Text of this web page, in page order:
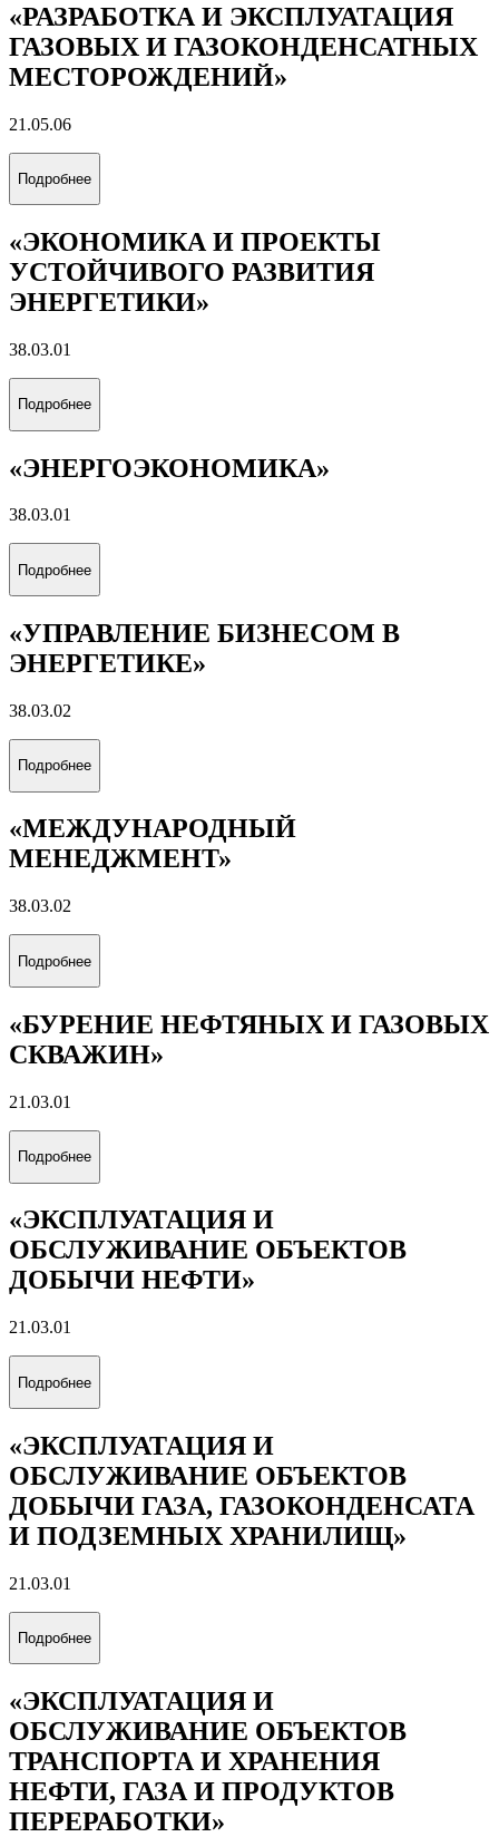
«РАЗРАБОТКА И ЭКСПЛУАТАЦИЯ
ГАЗОВЫХ И ГАЗОКОНДЕНСАТНЫХ
МЕСТОРОЖДЕНИЙ»
21.05.06
Подробнее
«ЭКОНОМИКА И ПРОЕКТЫ
УСТОЙЧИВОГО РАЗВИТИЯ
ЭНЕРГЕТИКИ»
38.03.01
Подробнее
«ЭНЕРГОЭКОНОМИКА»
38.03.01
Подробнее
«УПРАВЛЕНИЕ БИЗНЕСОМ В
ЭНЕРГЕТИКЕ»
38.03.02
Подробнее
«МЕЖДУНАРОДНЫЙ
МЕНЕДЖМЕНТ»
38.03.02
Подробнее
«БУРЕНИЕ НЕФТЯНЫХ И ГАЗОВЫХ
СКВАЖИН»
21.03.01
Подробнее
«ЭКСПЛУАТАЦИЯ И
ОБСЛУЖИВАНИЕ ОБЪЕКТОВ
ДОБЫЧИ НЕФТИ»
21.03.01
Подробнее
«ЭКСПЛУАТАЦИЯ И
ОБСЛУЖИВАНИЕ ОБЪЕКТОВ
ДОБЫЧИ ГАЗА, ГАЗОКОНДЕНСАТА
И ПОДЗЕМНЫХ ХРАНИЛИЩ»
21.03.01
Подробнее
«ЭКСПЛУАТАЦИЯ И
ОБСЛУЖИВАНИЕ ОБЪЕКТОВ
ТРАНСПОРТА И ХРАНЕНИЯ
НЕФТИ, ГАЗА И ПРОДУКТОВ
ПЕРЕРАБОТКИ»